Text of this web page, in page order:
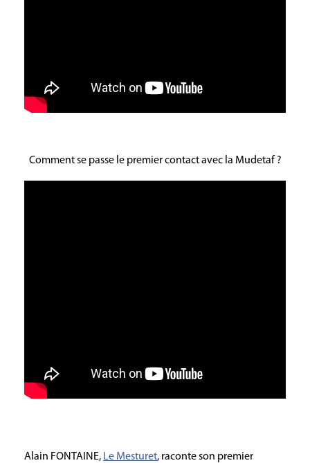
Comment se passe le premier contact avec la Mudetaf ?
Alain FONTAINE, Le Mesturet, raconte son premier